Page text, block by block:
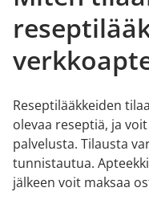
Reseptilääkkeiden
olevaa reseptiä, ja
palvelusta. Tilausta
tunnistautua.
jälkeen voit maksaa